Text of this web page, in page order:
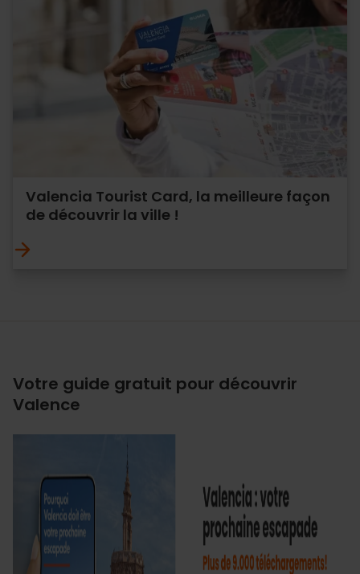
Valencia Tourist Card, la meilleure façon
de découvrir la ville !
Votre guide gratuit pour découvrir
Valence